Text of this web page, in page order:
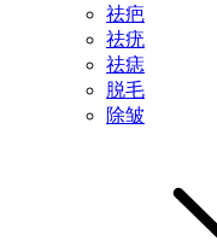
祛疤
祛疣
祛痣
脱毛
除皱